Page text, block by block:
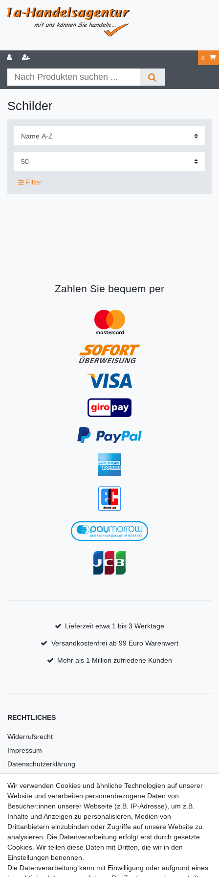
0
Schilder
Filter
Zahlen Sie bequem per
Lieferzeit etwa 1 bis 3 Werktage
Versandkostenfrei ab 99 Euro Warenwert
Mehr als 1 Million zufriedene Kunden
RECHTLICHES
Widerrufsrecht
Impressum
Datenschutzerklärung
Barrierefreiheit
Anleitungen
Vertrag widerrufen
PARTNER
Wir verwenden Cookies und ähnliche Technologien auf unserer
Website und verarbeiten personenbezogene Daten von
Besucher:innen unserer Webseite (z.B. IP-Adresse), um z.B.
Inhalte und Anzeigen zu personalisieren, Medien von
Drittanbietern einzubinden oder Zugriffe auf unsere Website zu
analysieren. Die Datenverarbeitung erfolgt erst durch gesetzte
Cookies. Wir teilen diese Daten mit Dritten, die wir in den
Einstellungen benennen.
Die Datenverarbeitung kann mit Einwilligung oder aufgrund eines